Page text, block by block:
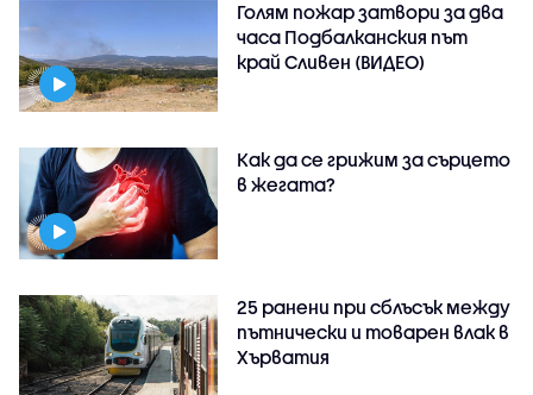
Голям пожар затвори за два
часа Подбалканския път
край Сливен (ВИДЕО)
Как да се грижим за сърцето
в жегата?
25 ранени при сблъсък между
пътнически и товарен влак в
Хърватия